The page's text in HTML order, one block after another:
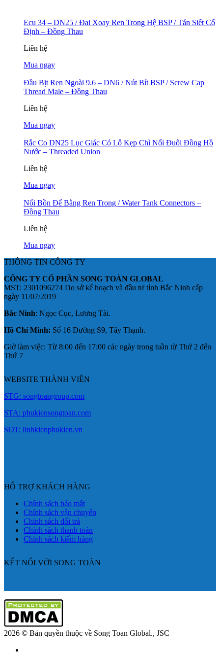
Ecu 34 – DN25 / Đai Xoay Ren Trong Hệ BSP / Tán Siết Cố
Định – Đồng Thau
Liên hệ
Mua ngay
Đầu Bịt Ren Ngoài 9.6 – DN6 / Nút Bít BSP / Screw Cap
Thread Male – Đồng Thau
Liên hệ
Mua ngay
Rắc Co DN25 Lục Giác Có Lỗ Kẹp Chì Nối Đuôi Đồng Hồ
Nước – Threaded Union
Liên hệ
Mua ngay
Nối Bồn Để Bằng Ren Trong / Water Tank Connectors –
Đồng Thau
Liên hệ
Mua ngay
THÔNG TIN CÔNG TY
CÔNG TY CỔ PHẦN SONG TOÀN GLOBAL
MST: 2301096274 Do sở kế hoạch và đầu tư tỉnh Bắc Ninh cấp
ngày 11/07/2019
Bắc Ninh: Ngọc Cục, Lương Tài.
Hồ Chí Minh: Số 16 Đường S9, Tây Thạnh.
Giờ làm việc: Từ 8:00 đến 17:00 các ngày trong tuần từ Thứ 2 đến
Thứ 7
WEBSITE THÀNH VIÊN
STG: songtoangroup.com
STA: phukiensongtoan.com
SOT: linhkienphukien.vn
HỖ TRỢ KHÁCH HÀNG
Chính sách bảo mật
Chính sách vận chuyển
Chính sách đổi trả
Chính sách thanh toán
Chính sách kiểm hàng
KẾT NỐI VỚI SONG TOÀN
2026 © Bản quyền thuộc về Song Toan Global., JSC